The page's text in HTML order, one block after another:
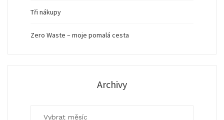
Tři nákupy
Zero Waste – moje pomalá cesta
Archivy